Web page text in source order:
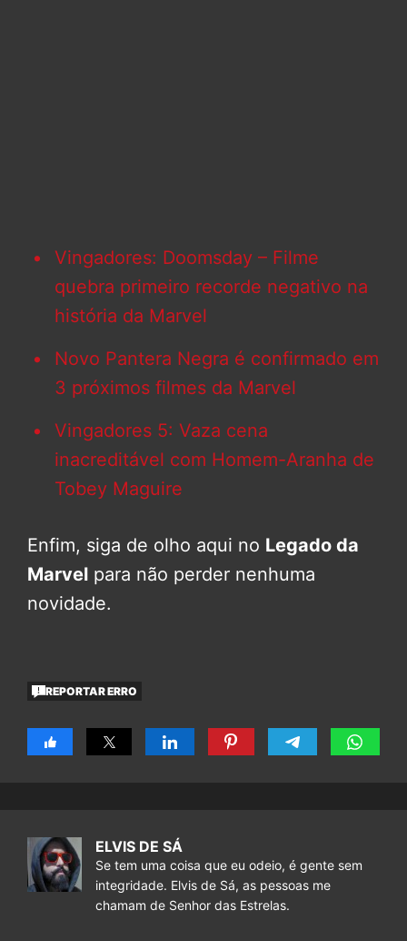
Vingadores: Doomsday – Filme
quebra primeiro recorde negativo na
história da Marvel
Novo Pantera Negra é confirmado em
3 próximos filmes da Marvel
Vingadores 5: Vaza cena
inacreditável com Homem-Aranha de
Tobey Maguire
Enfim, siga de olho aqui no Legado da
Marvel para não perder nenhuma
novidade.
REPORTAR ERRO
ELVIS DE SÁ
Se tem uma coisa que eu odeio, é gente sem
integridade. Elvis de Sá, as pessoas me
chamam de Senhor das Estrelas.